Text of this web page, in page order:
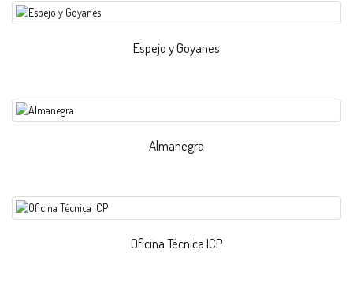
Espejo y Goyanes
Almanegra
Oficina Técnica ICP